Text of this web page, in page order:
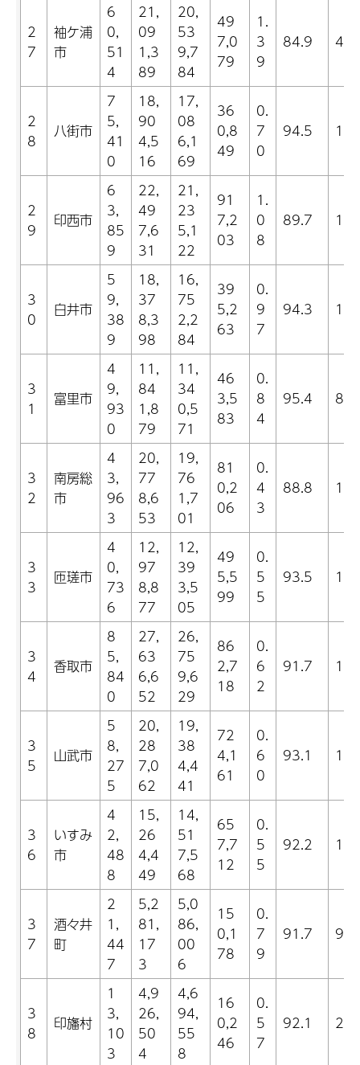
2
7
袖ケ浦
市
6
0,
51
4
21,
09
1,3
89
20,
53
9,7
84
49
7,0
79
1.
3
9
84.9 4.2
2
8
八街市
7
5,
41
0
18,
90
4,5
16
17,
08
6,1
69
36
0,8
49
0.
7
0
94.5
2
9
印西市
6
3,
85
9
22,
49
7,6
31
21,
23
5,1
22
91
7,2
03
1.
0
8
89.7
3
0
白井市
5
9,
38
9
18,
37
8,3
98
16,
75
2,2
84
39
5,2
63
0.
9
7
94.3
3
1
富里市
4
9,
93
0
11,
84
1,8
79
11,
34
0,5
71
46
3,5
83
0.
8
4
95.4 8.2
3
2
南房総
市
4
3,
96
3
20,
77
8,6
53
19,
76
1,7
01
81
0,2
06
0.
4
3
88.8
3
3
匝瑳市
4
0,
73
6
12,
97
8,8
77
12,
39
3,5
05
49
5,5
99
0.
5
5
93.5
3
4
香取市
8
5,
84
0
27,
63
6,6
52
26,
75
9,6
29
86
2,7
18
0.
6
2
91.7
3
5
山武市
5
8,
27
5
20,
28
7,0
62
19,
38
4,4
41
72
4,1
61
0.
6
0
93.1
3
6
いすみ
市
4
2,
48
8
15,
26
4,4
49
14,
51
7,5
68
65
7,7
12
0.
5
5
92.2
3
7
酒々井
町
2
1,
44
7
5,2
81,
17
3
5,0
86,
00
6
15
0,1
78
0.
7
9
91.7 9.2
3
8
印旛村
1
3,
10
3
4,9
26,
50
4
4,6
94,
55
8
16
0,2
46
0.
5
7
92.1